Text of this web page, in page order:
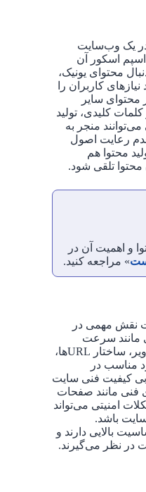
یک وب‌سایت
اسپم اسکور آن
محتوای یونیک،
کاربران را
محتوای سایر
کلیدی، تولید
منجر به
رعایت اصول
محتوا هم
تلقی شود.
و اهمیت آن در
» مراجعه کنید.
نقش مهمی در
مانند سرعت
بارگذاری صفحات، بهینه‌سازی تصاویر، ساختار URL‌ها،
مناسب در
کیفیت فنی سایت
فنی مانند صفحات
امنیتی می‌تواند
باشد.
بالایی دارند و
در نظر می‌گیرند.